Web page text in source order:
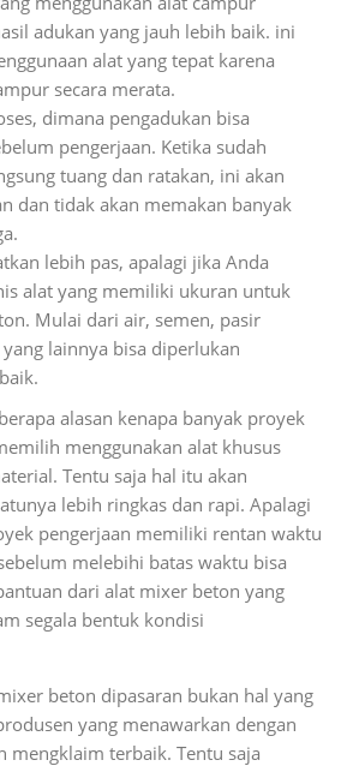
adukan yang jauh lebih baik. ini
alat yang tepat karena
secara merata.
dimana pengadukan bisa
pengerjaan. Ketika sudah
tuang dan ratakan, ini akan
dan tidak akan memakan banyak
lebih pas, apalagi jika Anda
alat yang memiliki ukuran untuk
Mulai dari air, semen, pasir
lainnya bisa diperlukan
alasan kenapa banyak proyek
menggunakan alat khusus
Tentu saja hal itu akan
lebih ringkas dan rapi. Apalagi
pengerjaan memiliki rentan waktu
melebihi batas waktu bisa
dari alat mixer beton yang
segala bentuk kondisi
beton dipasaran bukan hal yang
yang menawarkan dengan
mengklaim terbaik. Tentu saja